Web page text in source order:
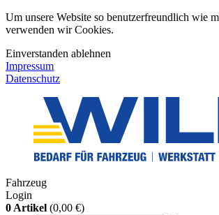
Um unsere Website so benutzerfreundlich wie
verwenden wir Cookies.
Einverstanden ablehnen
Impressum
Datenschutz
Fahrzeug
Login
0 Artikel (0,00 €)